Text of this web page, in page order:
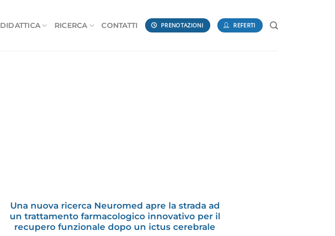
DIDATTICA RICERCA CONTATTI PRENOTAZIONI REFERTI
Una nuova ricerca Neuromed apre la strada ad
un trattamento farmacologico innovativo per il
recupero funzionale dopo un ictus cerebrale